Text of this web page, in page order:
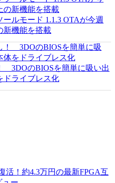
ールモード 1.1.3 OTAが今週
新機能を搭載
3DOのBIOSを簡単に吸い出
ドライブレス化
活！約4.3万円の最新FPGA互